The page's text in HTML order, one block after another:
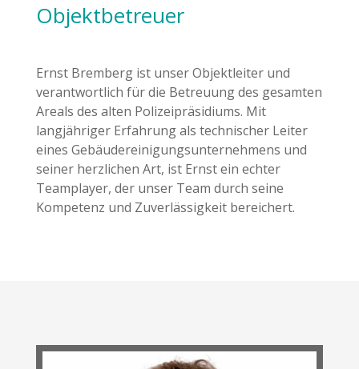
Objektbetreuer
Ernst Bremberg ist unser Objektleiter und
verantwortlich für die Betreuung des gesamten
Areals des alten Polizeipräsidiums. Mit
langjähriger Erfahrung als technischer Leiter
eines Gebäudereinigungsunternehmens und
seiner herzlichen Art, ist Ernst ein echter
Teamplayer, der unser Team durch seine
Kompetenz und Zuverlässigkeit bereichert.